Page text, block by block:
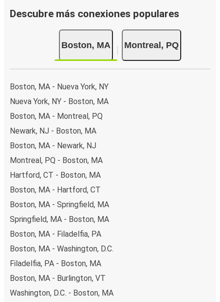
Descubre más conexiones populares
Boston, MA Montreal, PQ
Boston, MA - Nueva York, NY
Nueva York, NY - Boston, MA
Boston, MA - Montreal, PQ
Newark, NJ - Boston, MA
Boston, MA - Newark, NJ
Montreal, PQ - Boston, MA
Hartford, CT - Boston, MA
Boston, MA - Hartford, CT
Boston, MA - Springfield, MA
Springfield, MA - Boston, MA
Boston, MA - Filadelfia, PA
Boston, MA - Washington, D.C.
Filadelfia, PA - Boston, MA
Boston, MA - Burlington, VT
Washington, D.C. - Boston, MA